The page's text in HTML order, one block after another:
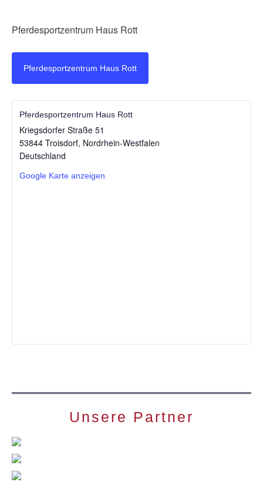
Pferdesportzentrum Haus Rott
Pferdesportzentrum Haus Rott
Pferdesportzentrum Haus Rott
Kriegsdorfer Straße 51
53844 Troisdorf, Nordrhein-Westfalen
Deutschland
Google Karte anzeigen
Unsere Partner